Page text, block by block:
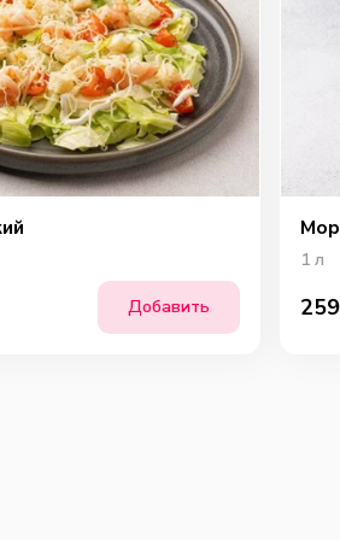
Добавить
1 л
259